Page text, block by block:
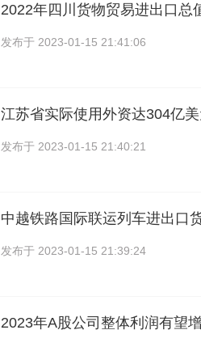
2022年四川货物贸易进出口总
发布于 2023-01-15 21:41:06
江苏省实际使用外资达304亿
发布于 2023-01-15 21:40:21
中越铁路国际联运列车进出口
发布于 2023-01-15 21:39:24
2023年A股公司整体利润有望